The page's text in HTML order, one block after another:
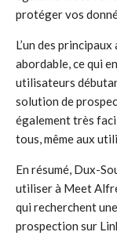
protéger vos
L’un des
abordable, ce qui
utilisateurs
solution de
également très
tous, même aux
En résumé, Dux-
utiliser à Meet
qui recherchent
prospection sur